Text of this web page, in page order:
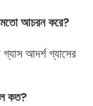
মতো আচরন করে?
আদর্শ গ্যাসের
কত?